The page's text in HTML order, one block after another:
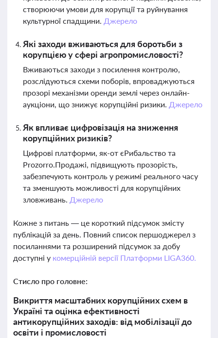
створюючи умови для корупції та руйнування
культурної спадщини. Джерело
Які заходи вживаються для боротьби з
корупцією у сфері агропромисловості?
Вживаються заходи з посилення контролю,
розслідуються схеми поборів, впроваджуються
прозорі механізми оренди землі через онлайн-
аукціони, що знижує корупційні ризики. Джерело
Як впливає цифровізація на зниження
корупційних ризиків?
Цифрові платформи, як-от єРибальство та
Prozorro.Продажі, підвищують прозорість,
забезпечують контроль у режимі реального часу
та зменшують можливості для корупційних
зловживань. Джерело
Кожне з питань — це короткий підсумок змісту
публікацій за день. Повний список першоджерел з
посиланнями та розширений підсумок за добу
доступні у комерційній версії Платформи LIGA360.
Стисло про головне:
Викриття масштабних корупційних схем в
Україні та оцінка ефективності
антикорупційних заходів: від мобілізації до
освіти і промисловості